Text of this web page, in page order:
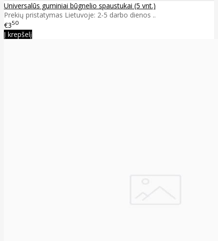
Universalūs guminiai būgnelio spaustukai (5 vnt.)
Prekių pristatymas Lietuvoje: 2-5 darbo dienos ..
€350
Į krepšelį